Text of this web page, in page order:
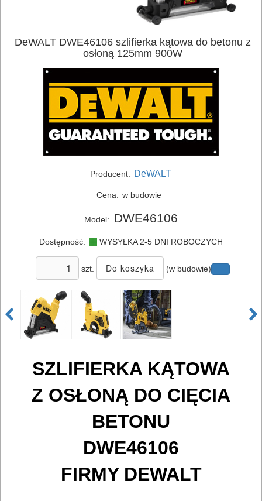
ELEKTRONARZĘDZIA
SIECIOWE
ELEKTRONARZĘDZIA
AKUMULATOROWE
AKCESORIA
ELEKTRONARZĘDZI
DeWALT DWE46106 szlifierka kątowa do betonu z
osłoną 125mm 900W
Producent: DeWALT
Cena: w budowie
Model: DWE46106
Dostępność: WYSYŁKA 2-5 DNI ROBOCZYCH
szt. (w budowie)
SZLIFIERKA KĄTOWA
Z OSŁONĄ DO CIĘCIA
BETONU
DWE46106
FIRMY DEWALT